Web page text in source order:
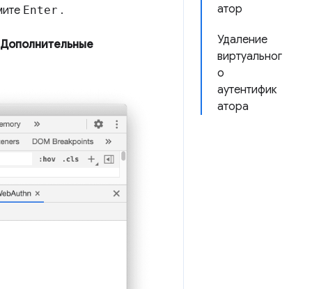
атор
Удаление
виртуальног
о
аутентифик
атора
Enter .
Дополнительные